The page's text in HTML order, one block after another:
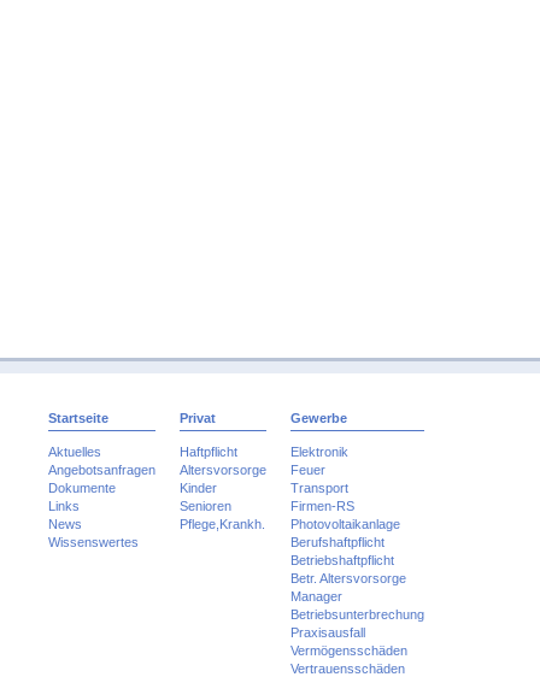
Startseite
Aktuelles
Angebotsanfragen
Dokumente
Links
News
Wissenswertes
Privat
Haftpflicht
Altersvorsorge
Kinder
Senioren
Pflege,Krankh.
Gewerbe
Elektronik
Feuer
Transport
Firmen-RS
Photovoltaikanlage
Berufshaftpflicht
Betriebshaftpflicht
Betr. Altersvorsorge
Manager
Betriebsunterbrechung
Praxisausfall
Vermögensschäden
Vertrauensschäden